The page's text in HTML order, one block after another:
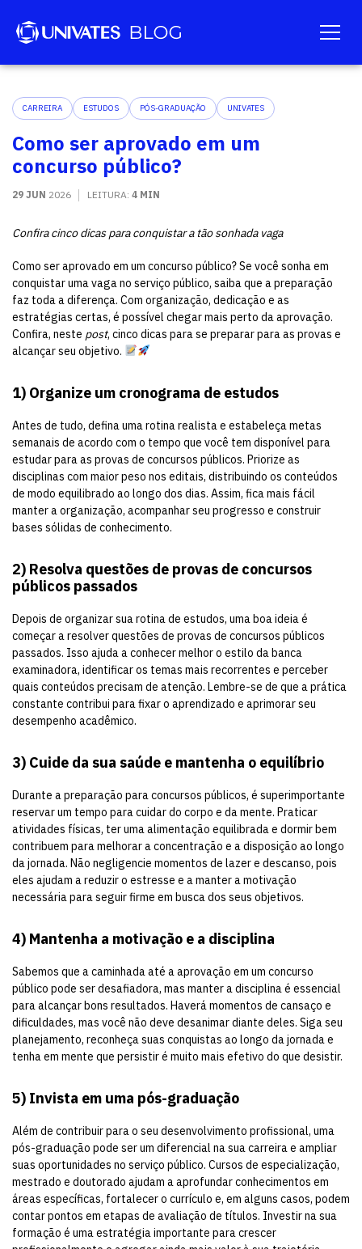
CARREIRA ESTUDOS PÓS-GRADUAÇÃO UNIVATES
Como ser aprovado em um
concurso público?
29 JUN 2026 LEITURA: 4 MIN
Confira cinco dicas para conquistar a tão sonhada vaga
Como ser aprovado em um concurso público? Se você sonha em
conquistar uma vaga no serviço público, saiba que a preparação
faz toda a diferença. Com organização, dedicação e as
estratégias certas, é possível chegar mais perto da aprovação.
Confira, neste post, cinco dicas para se preparar para as provas e
alcançar seu objetivo.
1) Organize um cronograma de estudos
Antes de tudo, defina uma rotina realista e estabeleça metas
semanais de acordo com o tempo que você tem disponível para
estudar para as provas de concursos públicos. Priorize as
disciplinas com maior peso nos editais, distribuindo os conteúdos
de modo equilibrado ao longo dos dias. Assim, fica mais fácil
manter a organização, acompanhar seu progresso e construir
bases sólidas de conhecimento.
2) Resolva questões de provas de concursos
públicos passados
Depois de organizar sua rotina de estudos, uma boa ideia é
começar a resolver questões de provas de concursos públicos
passados. Isso ajuda a conhecer melhor o estilo da banca
examinadora, identificar os temas mais recorrentes e perceber
quais conteúdos precisam de atenção. Lembre-se de que a prática
constante contribui para fixar o aprendizado e aprimorar seu
desempenho acadêmico.
3) Cuide da sua saúde e mantenha o equilíbrio
Durante a preparação para concursos públicos, é superimportante
reservar um tempo para cuidar do corpo e da mente. Praticar
atividades físicas, ter uma alimentação equilibrada e dormir bem
contribuem para melhorar a concentração e a disposição ao longo
da jornada. Não negligencie momentos de lazer e descanso, pois
eles ajudam a reduzir o estresse e a manter a motivação
necessária para seguir firme em busca dos seus objetivos.
4) Mantenha a motivação e a disciplina
Sabemos que a caminhada até a aprovação em um concurso
público pode ser desafiadora, mas manter a disciplina é essencial
para alcançar bons resultados. Haverá momentos de cansaço e
dificuldades, mas você não deve desanimar diante deles. Siga seu
planejamento, reconheça suas conquistas ao longo da jornada e
tenha em mente que persistir é muito mais efetivo do que desistir.
5) Invista em uma pós-graduação
Além de contribuir para o seu desenvolvimento profissional, uma
pós-graduação pode ser um diferencial na sua carreira e ampliar
suas oportunidades no serviço público. Cursos de especialização,
mestrado e doutorado ajudam a aprofundar conhecimentos em
áreas específicas, fortalecer o currículo e, em alguns casos, podem
contar pontos em etapas de avaliação de títulos. Investir na sua
formação é uma estratégia importante para crescer